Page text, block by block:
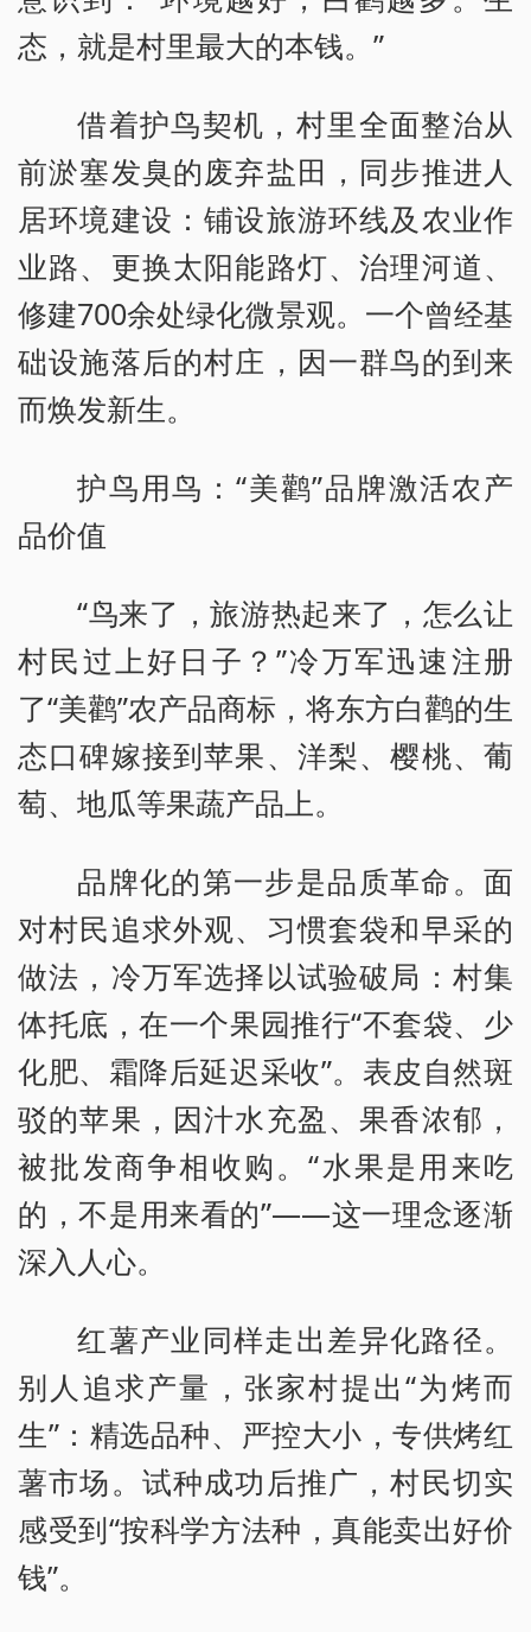
态，就是村里最大的本钱。”
借着护鸟契机，村里全面整治从
前淤塞发臭的废弃盐田，同步推进人
居环境建设：铺设旅游环线及农业作
业路、更换太阳能路灯、治理河道、
修建700余处绿化微景观。一个曾经基
础设施落后的村庄，因一群鸟的到来
而焕发新生。
护鸟用鸟：“美鹳”品牌激活农产
品价值
“鸟来了，旅游热起来了，怎么让
村民过上好日子？”冷万军迅速注册
了“美鹳”农产品商标，将东方白鹳的生
态口碑嫁接到苹果、洋梨、樱桃、葡
萄、地瓜等果蔬产品上。
品牌化的第一步是品质革命。面
对村民追求外观、习惯套袋和早采的
做法，冷万军选择以试验破局：村集
体托底，在一个果园推行“不套袋、少
化肥、霜降后延迟采收”。表皮自然斑
驳的苹果，因汁水充盈、果香浓郁，
被批发商争相收购。“水果是用来吃
的，不是用来看的”——这一理念逐渐
深入人心。
红薯产业同样走出差异化路径。
别人追求产量，张家村提出“为烤而
生”：精选品种、严控大小，专供烤红
薯市场。试种成功后推广，村民切实
感受到“按科学方法种，真能卖出好价
钱”。